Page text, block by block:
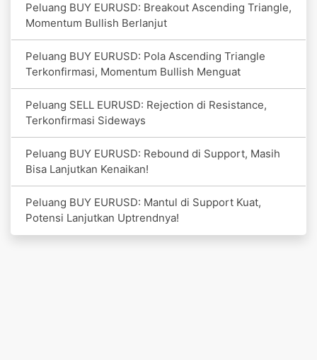
Peluang BUY EURUSD: Breakout Ascending Triangle,
Momentum Bullish Berlanjut
Peluang BUY EURUSD: Pola Ascending Triangle
Terkonfirmasi, Momentum Bullish Menguat
Peluang SELL EURUSD: Rejection di Resistance,
Terkonfirmasi Sideways
Peluang BUY EURUSD: Rebound di Support, Masih
Bisa Lanjutkan Kenaikan!
Peluang BUY EURUSD: Mantul di Support Kuat,
Potensi Lanjutkan Uptrendnya!